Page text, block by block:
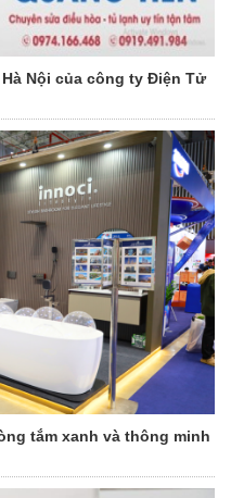
Nội của công ty Điện Tử
tắm xanh và thông minh